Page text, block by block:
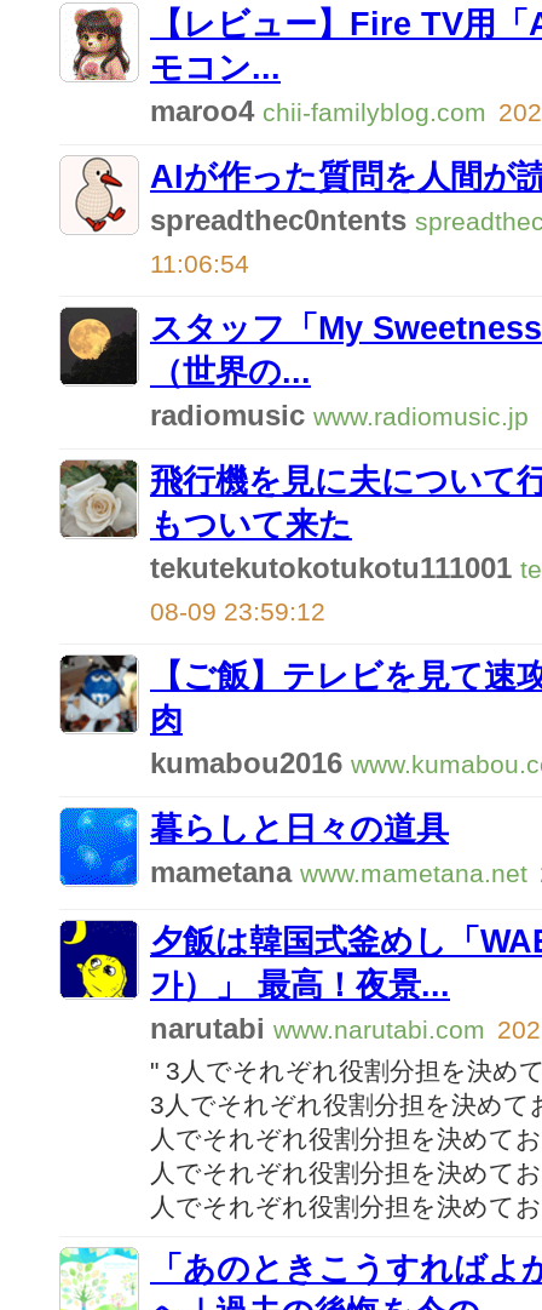
【レビュー】Fire TV用
モコン...
maroo4 chii-familyblog.com
AIが作った質問を人間が
spreadthec0ntents
11:06:54
スタッフ「My
（世界の...
radiomusic www.radiomusic.jp
飛行機を見に夫について
もついて来た
tekutekutokotukotu111001
08-09 23:59:12
【ご飯】テレビを見て速
肉
kumabou2016
暮らしと日々の道具
mametana www.mametana.net
夕飯は韓国式釜めし「
가）」 最高！夜景...
narutabi www.narutabi.com
" 3人でそれぞれ役割分担を決め
3人でそれぞれ役割分担を決め
人でそれぞれ役割分担を決めて
人でそれぞれ役割分担を決めて
人でそれぞれ役割分担を決めて
「あのときこうすれば